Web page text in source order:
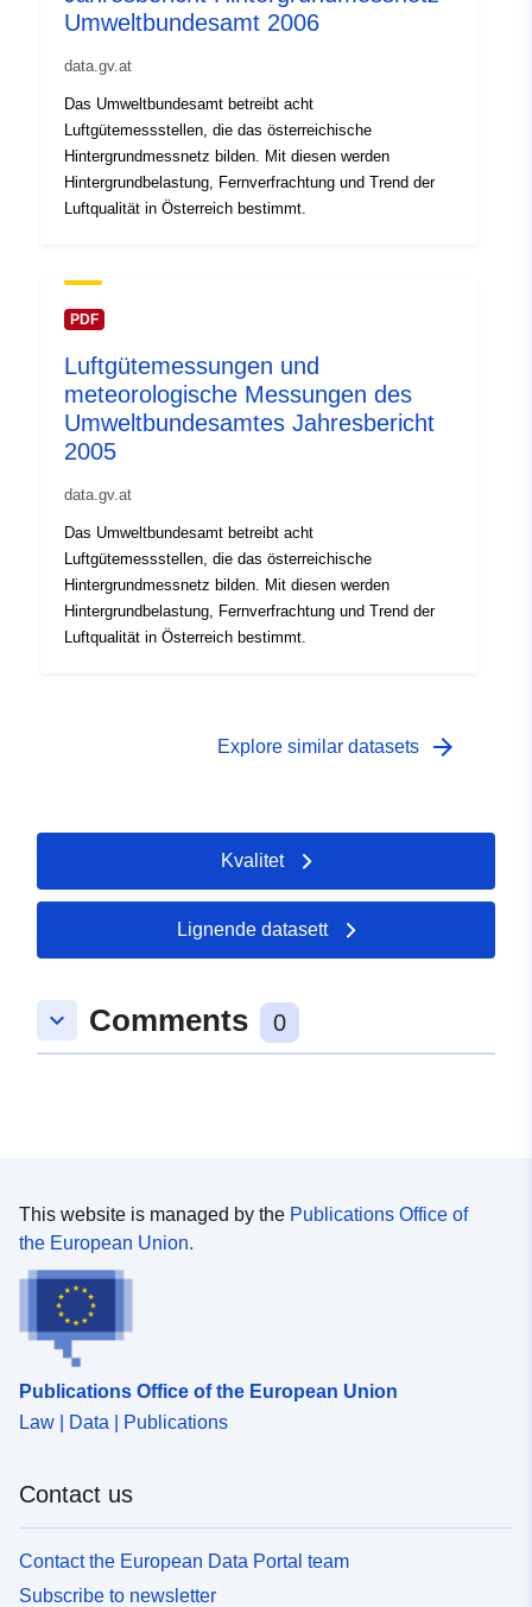
Umweltbundesamt 2006
data.gv.at
Das Umweltbundesamt betreibt acht
Luftgütemessstellen, die das österreichische
Hintergrundmessnetz bilden. Mit diesen werden
Hintergrundbelastung, Fernverfrachtung und Trend der
Luftqualität in Österreich bestimmt.
PDF
Luftgütemessungen und
meteorologische Messungen des
Umweltbundesamtes Jahresbericht
2005
data.gv.at
Das Umweltbundesamt betreibt acht
Luftgütemessstellen, die das österreichische
Hintergrundmessnetz bilden. Mit diesen werden
Hintergrundbelastung, Fernverfrachtung und Trend der
Luftqualität in Österreich bestimmt.
Explore similar datasets arrow_forward
Kvalitet
Lignende datasett
keyboard_arrow_down Comments 0
This website is managed by the Publications Office of
the European Union.
Publications Office of the European Union
Law | Data | Publications
Contact us
Contact the European Data Portal team
Subscribe to newsletter